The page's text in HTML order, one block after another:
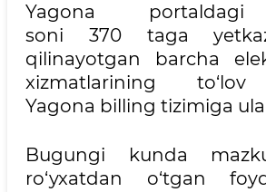
Yagona portaldagi
soni 370 taga
qilinayotgan barcha
xizmatlarining to‘lov
Yagona billing tizimiga
Bugungi kunda
ro‘yxatdan o‘tgan